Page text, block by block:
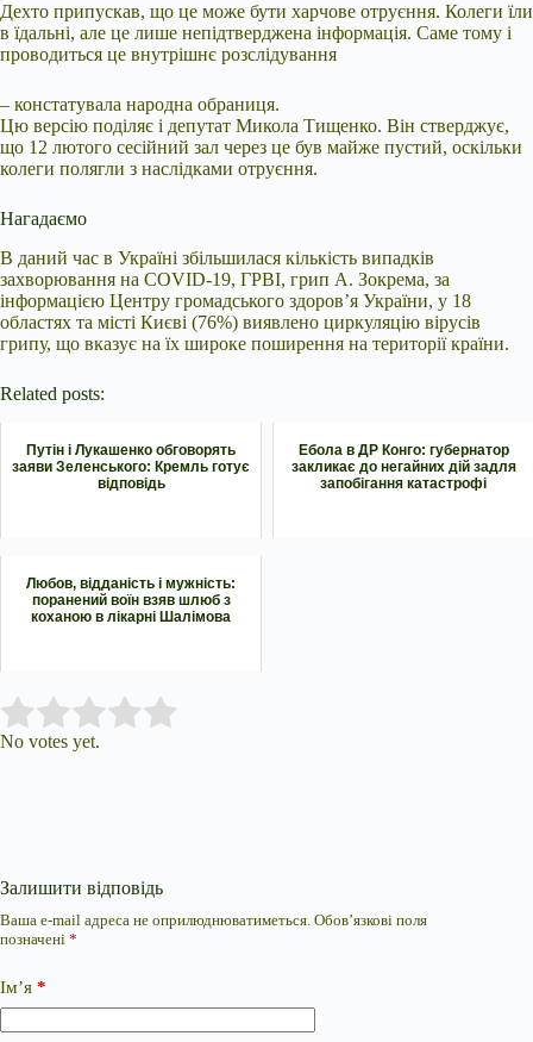
Дехто припускав, що це може бути харчове отруєння. Колеги їли
в їдальні, але це лише непідтверджена інформація. Саме тому і
проводиться це внутрішнє розслідування
– констатувала народна обраниця.
Цю версію поділяє і депутат Микола Тищенко. Він стверджує,
що 12 лютого сесійний зал через це був майже пустий, оскільки
колеги полягли з наслідками отруєння.
Нагадаємо
В даний час в Україні збільшилася кількість випадків
захворювання на COVID-19, ГРВІ, грип А. Зокрема, за
інформацією Центру громадського здоров’я України, у 18
областях та місті Києві (76%) виявлено циркуляцію вірусів
грипу, що вказує на їх широке поширення на території країни.
Related posts:
Путін і Лукашенко обговорять
заяви Зеленського: Кремль готує
відповідь
Ебола в ДР Конго: губернатор
закликає до негайних дій задля
запобігання катастрофі
Любов, відданість і мужність:
поранений воїн взяв шлюб з
коханою в лікарні Шалімова
Rate this item:
No votes yet.
Залишити відповідь
Ваша e-mail адреса не оприлюднюватиметься. Обов’язкові поля
позначені *
Ім’я *